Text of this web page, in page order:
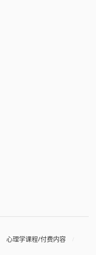
心理学课程/付费内容